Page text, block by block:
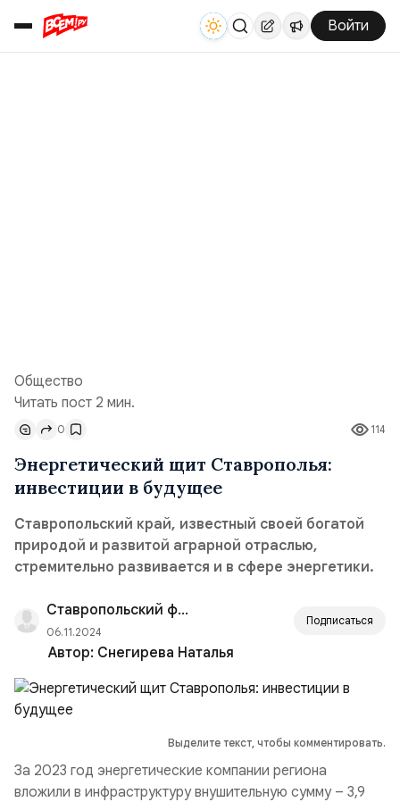
Войти
Общество
Читать пост 2 мин.
114
0
Энергетический щит Ставрополья:
инвестиции в будущее
Ставропольский край, известный своей богатой
природой и развитой аграрной отраслью,
стремительно развивается и в сфере энергетики.
Ставропольский филиал РАНХиГС
06.11.2024
Подписаться
Автор: Снегирева Наталья
Выделите текст, чтобы комментировать.
За 2023 год энергетические компании региона
вложили в инфраструктуру внушительную сумму – 3,9